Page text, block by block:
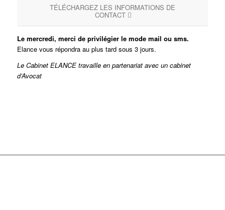
TÉLÉCHARGEZ LES INFORMATIONS DE
CONTACT
Le mercredi, merci de privilégier le mode mail ou sms.
Elance vous répondra au plus tard sous 3 jours.
Le Cabinet ELANCE travaille en partenariat avec un cabinet
d’Avocat